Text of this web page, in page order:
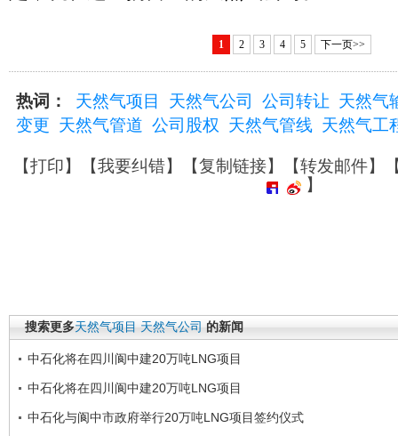
1 2 3 4 5 下一页>>
热词： 天然气项目 天然气公司 公司转让 天然气
变更 天然气管道 公司股权 天然气管线 天然气工
【打印】【我要纠错】【复制链接】【转发邮件】
】
搜索更多天然气项目 天然气公司 的新闻
中石化将在四川阆中建20万吨LNG项目
中石化将在四川阆中建20万吨LNG项目
中石化与阆中市政府举行20万吨LNG项目签约仪式